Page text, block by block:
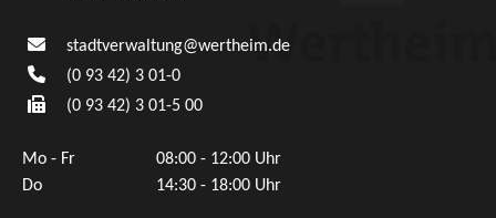
stadtverwaltung@wertheim.de
(0 93 42) 3 01-0
(0 93 42) 3 01-5 00
Mo - Fr
08:00 - 12:00 Uhr
Do
14:30 - 18:00 Uhr